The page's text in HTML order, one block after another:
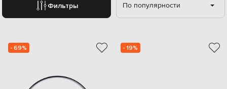
Фильтры По популярности
- 69% - 19%